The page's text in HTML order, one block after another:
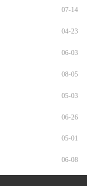
07-14
04-23
06-03
08-05
05-03
06-26
05-01
06-08